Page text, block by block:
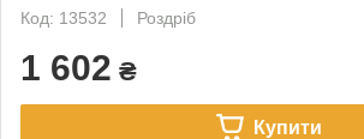
Код: 13532
Роздріб
1 602 ₴
Купити